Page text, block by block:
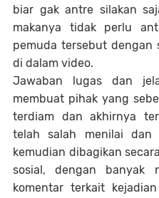
biar gak antre silakan
makanya tidak perlu
pemuda tersebut dengan
di dalam video.
Jawaban lugas dan
membuat pihak yang
terdiam dan akhirnya
telah salah menilai dan
kemudian dibagikan
sosial, dengan banyak
komentar terkait